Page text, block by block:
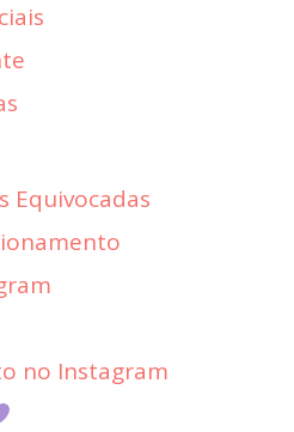
Equivocadas
no Instagram